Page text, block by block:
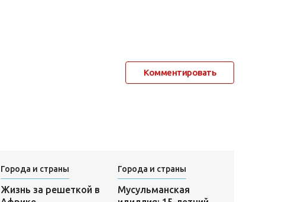
Комментировать
Города и страны
Жизнь за решеткой в
Города и страны
Мусульманская